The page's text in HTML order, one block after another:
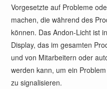
Vorgesetzte auf Probleme
machen, die während des
können. Das Andon-Licht ist
Display, das im gesamten
und von Mitarbeitern oder
werden kann, um ein
zu signalisieren.